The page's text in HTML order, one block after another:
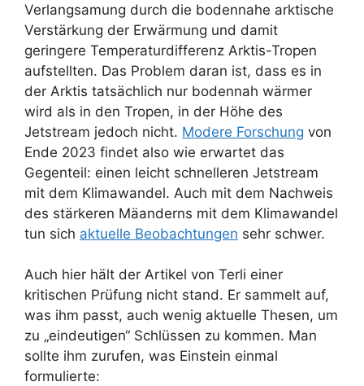
Verlangsamung durch die bodennahe arktische
Verstärkung der Erwärmung und damit
geringere Temperaturdifferenz Arktis-Tropen
aufstellten. Das Problem daran ist, dass es in
der Arktis tatsächlich nur bodennah wärmer
wird als in den Tropen, in der Höhe des
Jetstream jedoch nicht. Modere Forschung von
Ende 2023 findet also wie erwartet das
Gegenteil: einen leicht schnelleren Jetstream
mit dem Klimawandel. Auch mit dem Nachweis
des stärkeren Mäanderns mit dem Klimawandel
tun sich aktuelle Beobachtungen sehr schwer.
Auch hier hält der Artikel von Terli einer
kritischen Prüfung nicht stand. Er sammelt auf,
was ihm passt, auch wenig aktuelle Thesen, um
zu „eindeutigen“ Schlüssen zu kommen. Man
sollte ihm zurufen, was Einstein einmal
formulierte: